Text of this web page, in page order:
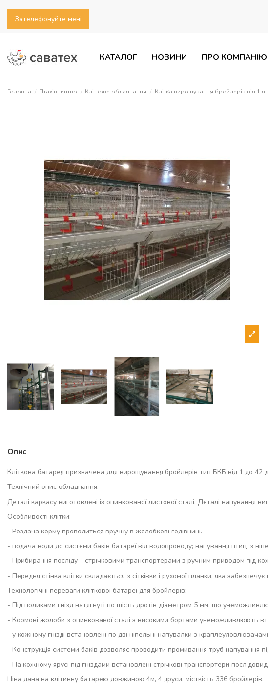
Зателефонуйте мені
КАТАЛОГ НОВИНИ ПРО КОМПАНІЮ
Головна Птахівництво Кліткове обладнання Клітка вирощування бройлерів від 1
Опис
Кліткова батарея призначена для вирощування бройлерів тип БКБ від 1 до 42
Технічний опис обладнання:
Деталі каркасу виготовлені із оцинкованої листової сталі. Деталі
Особливості клітки:
- Роздача корму проводиться вручну в жолобкові годівниці.
- подача води до системи баків батареї від водопроводу; напування птиці з
- Прибирання посліду – стрічковими транспортерами з ручним приводом під
- Передня стінка клітки складається з сітківки і рухомої планки, яка
Технологічні переваги кліткової батареї для бройлерів:
- Під поликами гнізд натягнуті по шість дротів діаметром 5 мм, що
- Кормові жолоби з оцинкованої сталі з високими бортами унеможливлюють
- у кожному гнізді встановлені по дві ніпельні напувалки з
- Конструкція системи баків дозволяє проводити промивання труб напування
- На кожному ярусі під гніздами встановлені стрічкові транспортери
Ціна дана на клітинну батарею довжиною 4м, 4 яруси, місткість 336 бройлерів.